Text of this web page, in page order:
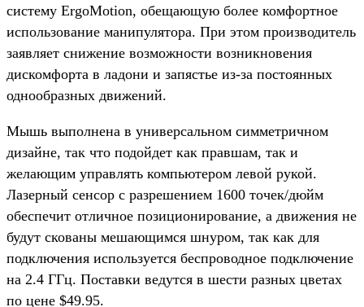
систему ErgoMotion, обещающую более комфортное
использование манипулятора. При этом производитель
заявляет снижение возможности возникновения
дискомфорта в ладони и запястье из-за постоянных
однообразных движений.
Мышь выполнена в универсальном симметричном
дизайне, так что подойдет как правшам, так и
желающим управлять компьютером левой рукой.
Лазерный сенсор с разрешением 1600 точек/дюйм
обеспечит отличное позиционирование, а движения не
будут скованы мешающимся шнуром, так как для
подключения используется беспроводное подключение
на 2.4 ГГц. Поставки ведутся в шести разных цветах
по цене $49.95.